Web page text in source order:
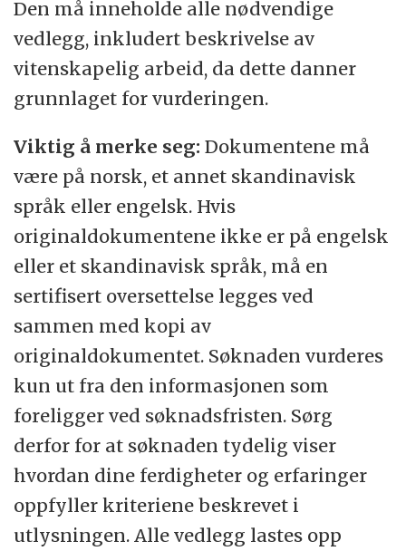
Den må inneholde alle nødvendige
vedlegg, inkludert beskrivelse av
vitenskapelig arbeid, da dette danner
grunnlaget for vurderingen.
Viktig å merke seg:Dokumentene må
være på norsk, et annet skandinavisk
språk eller engelsk. Hvis
originaldokumentene ikke er på engelsk
eller et skandinavisk språk, må en
sertifisert oversettelse legges ved
sammen med kopi av
originaldokumentet. Søknaden vurderes
kun ut fra den informasjonen som
foreligger ved søknadsfristen. Sørg
derfor for at søknaden tydelig viser
hvordan dine ferdigheter og erfaringer
oppfyller kriteriene beskrevet i
utlysningen. Alle vedlegg lastes opp